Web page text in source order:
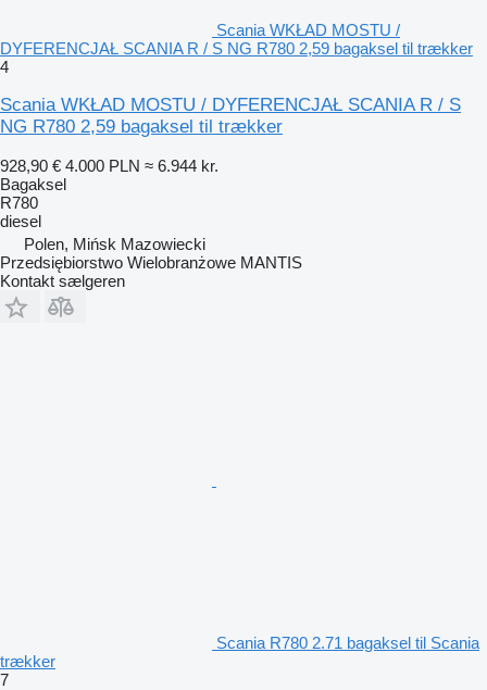
Scania WKŁAD MOSTU /
DYFERENCJAŁ SCANIA R / S NG R780 2,59 bagaksel til trækker
4
Scania WKŁAD MOSTU / DYFERENCJAŁ SCANIA R / S
NG R780 2,59 bagaksel til trækker
928,90 € 4.000 PLN ≈ 6.944 kr.
Bagaksel
R780
diesel
Polen, Mińsk Mazowiecki
Przedsiębiorstwo Wielobranżowe MANTIS
Kontakt sælgeren
Scania R780 2.71 bagaksel til Scania
trækker
7